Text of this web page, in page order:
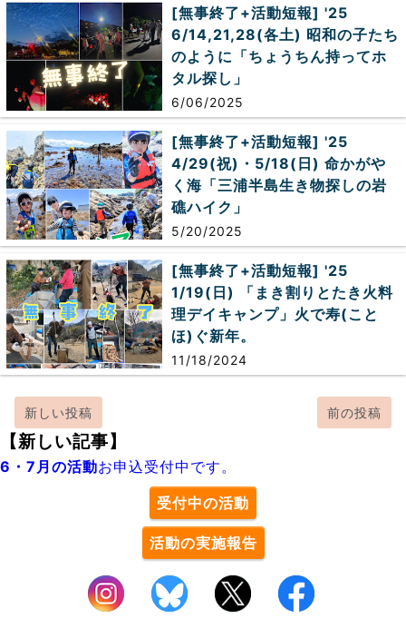
[無事終了+活動短報] '25
6/14,21,28(各土) 昭和の子たち
のように「ちょうちん持ってホ
タル探し」
6/06/2025
[無事終了+活動短報] '25
4/29(祝)・5/18(日) 命かがや
く海「三浦半島生き物探しの岩
礁ハイク」
5/20/2025
[無事終了+活動短報] '25
1/19(日) 「まき割りとたき火料
理デイキャンプ」火で寿(こと
ほ)ぐ新年。
11/18/2024
新しい投稿 前の投稿
【新しい記事】
6・7月の活動お申込受付中です。
受付中の活動
活動の実施報告